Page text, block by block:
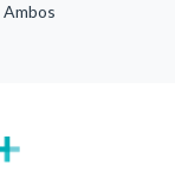
Ambos